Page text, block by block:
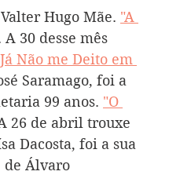
Hugo Mãe. "A
30 desse mês
Não me Deito em
Saramago, foi a
99 anos. "O
26 de abril trouxe
Dacosta, foi a sua
de Álvaro